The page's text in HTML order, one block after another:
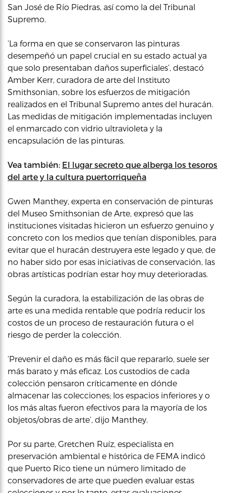
San José de Río Piedras, así como la del Tribunal
Supremo.
‘La forma en que se conservaron las pinturas
desempeñó un papel crucial en su estado actual ya
que solo presentaban daños superficiales’, destacó
Amber Kerr, curadora de arte del Instituto
Smithsonian, sobre los esfuerzos de mitigación
realizados en el Tribunal Supremo antes del huracán.
Las medidas de mitigación implementadas incluyen
el enmarcado con vidrio ultravioleta y la
encapsulación de las pinturas.
Vea también: El lugar secreto que alberga los tesoros
del arte y la cultura puertorriqueña
Gwen Manthey, experta en conservación de pinturas
del Museo Smithsonian de Arte, expresó que las
instituciones visitadas hicieron un esfuerzo genuino y
concreto con los medios que tenían disponibles, para
evitar que el huracán destruyera este legado y que, de
no haber sido por esas iniciativas de conservación, las
obras artísticas podrían estar hoy muy deterioradas.
Según la curadora, la estabilización de las obras de
arte es una medida rentable que podría reducir los
costos de un proceso de restauración futura o el
riesgo de perder la colección.
‘Prevenir el daño es más fácil que repararlo, suele ser
más barato y más eficaz. Los custodios de cada
colección pensaron críticamente en dónde
almacenar las colecciones; los espacios inferiores y o
los más altas fueron efectivos para la mayoría de los
objetos/obras de arte’, dijo Manthey.
Por su parte, Gretchen Ruíz, especialista en
preservación ambiental e histórica de FEMA indicó
que Puerto Rico tiene un número limitado de
conservadores de arte que pueden evaluar estas